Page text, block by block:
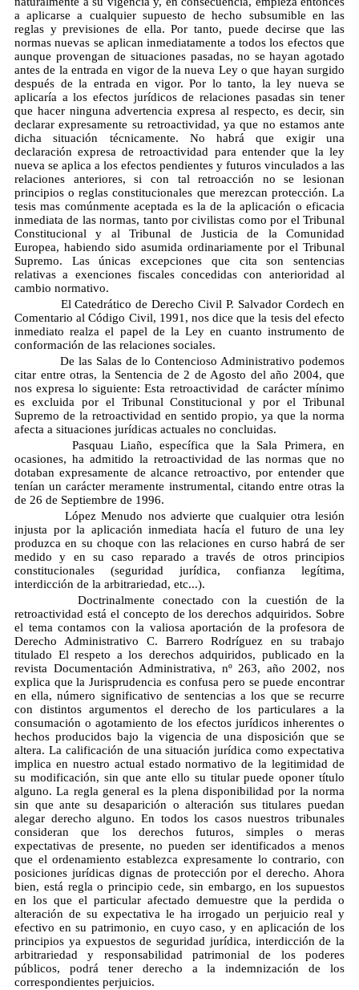
a aplicarse a cualquier supuesto de hecho subsumible en las
reglas y previsiones de ella. Por tanto, puede decirse que las
normas nuevas se aplican inmediatamente a todos los efectos que
aunque provengan de situaciones pasadas, no se hayan agotado
antes de la entrada en vigor de la nueva Ley o que hayan surgido
después de la entrada en vigor. Por lo tanto, la ley nueva se
aplicaría a los efectos jurídicos de relaciones pasadas sin tener
que hacer ninguna advertencia expresa al respecto, es decir, sin
declarar expresamente su retroactividad, ya que no estamos ante
dicha situación técnicamente. No habrá que exigir una
declaración expresa de retroactividad para entender que la ley
nueva se aplica a los efectos pendientes y futuros vinculados a las
relaciones anteriores, si con tal retroacción no se lesionan
principios o reglas constitucionales que merezcan protección. La
tesis mas comúnmente aceptada es la de la aplicación o eficacia
inmediata de las normas, tanto por civilistas como por el Tribunal
Constitucional y al Tribunal de Justicia de la Comunidad
Europea, habiendo sido asumida ordinariamente por el Tribunal
Supremo. Las únicas excepciones que cita son sentencias
relativas a exenciones fiscales concedidas con anterioridad al
cambio normativo.
El Catedrático de Derecho Civil P. Salvador Cordech en
Comentario al Código Civil, 1991, nos dice que la tesis del efecto
inmediato realza el papel de la Ley en cuanto instrumento de
conformación de las relaciones sociales.
De las Salas de lo Contencioso Administrativo podemos
citar entre otras, la Sentencia de 2 de Agosto del año 2004, que
nos expresa lo siguiente: Esta retroactividad de carácter mínimo
es excluida por el Tribunal Constitucional y por el Tribunal
Supremo de la retroactividad en sentido propio, ya que la norma
afecta a situaciones jurídicas actuales no concluidas.
Pasquau Liaño, específica que la Sala Primera, en
ocasiones, ha admitido la retroactividad de las normas que no
dotaban expresamente de alcance retroactivo, por entender que
tenían un carácter meramente instrumental, citando entre otras la
de 26 de Septiembre de 1996.
López Menudo nos advierte que cualquier otra lesión
injusta por la aplicación inmediata hacía el futuro de una ley
produzca en su choque con las relaciones en curso habrá de ser
medido y en su caso reparado a través de otros principios
constitucionales (seguridad jurídica, confianza legítima,
interdicción de la arbitrariedad, etc...).
Doctrinalmente conectado con la cuestión de la
retroactividad está el concepto de los derechos adquiridos. Sobre
el tema contamos con la valiosa aportación de la profesora de
Derecho Administrativo C. Barrero Rodríguez en su trabajo
titulado El respeto a los derechos adquiridos, publicado en la
revista Documentación Administrativa, nº 263, año 2002, nos
explica que la Jurisprudencia es confusa pero se puede encontrar
en ella, número significativo de sentencias a los que se recurre
con distintos argumentos el derecho de los particulares a la
consumación o agotamiento de los efectos jurídicos inherentes o
hechos producidos bajo la vigencia de una disposición que se
altera. La calificación de una situación jurídica como expectativa
implica en nuestro actual estado normativo de la legitimidad de
su modificación, sin que ante ello su titular puede oponer título
alguno. La regla general es la plena disponibilidad por la norma
sin que ante su desaparición o alteración sus titulares puedan
alegar derecho alguno. En todos los casos nuestros tribunales
consideran que los derechos futuros, simples o meras
expectativas de presente, no pueden ser identificados a menos
que el ordenamiento establezca expresamente lo contrario, con
posiciones jurídicas dignas de protección por el derecho. Ahora
bien, está regla o principio cede, sin embargo, en los supuestos
en los que el particular afectado demuestre que la perdida o
alteración de su expectativa le ha irrogado un perjuicio real y
efectivo en su patrimonio, en cuyo caso, y en aplicación de los
principios ya expuestos de seguridad jurídica, interdicción de la
arbitrariedad y responsabilidad patrimonial de los poderes
públicos, podrá tener derecho a la indemnización de los
correspondientes perjuicios.